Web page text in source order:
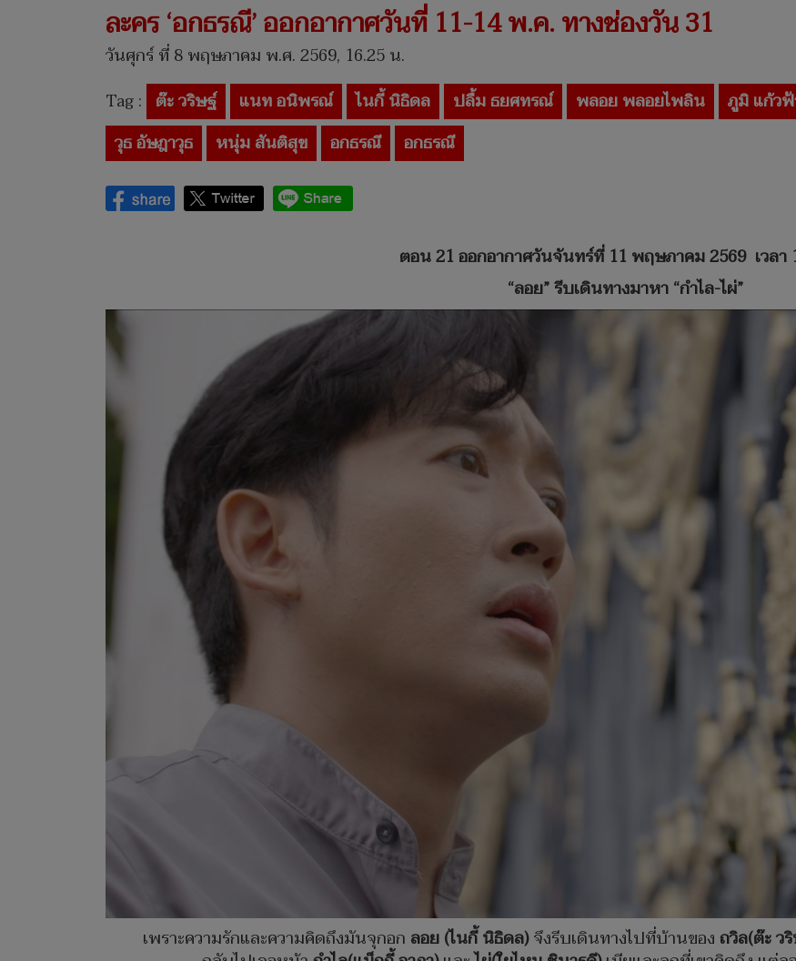
ละคร ‘อกธรณี’ ออกอากาศวันที่ 11-14 พ.ค. ทางช่องวัน 31
วันศุกร์ ที่ 8 พฤษภาคม พ.ศ. 2569, 16.25 น.
Tag : ต๊ะ วริษฐ์ แนท อนิพรณ์ ไนกี้ นิธิดล ปลื้ม ธยศทรณ์ พลอย พลอยไพลิน ภูมิ แก้ว
วุธ อัษฎาวุธ
หนุ่ม สันติสุข อกธรณี อกธรณี
ตอน21 ออกอากาศวันจันทร์ที่ 11 พฤษภาคม 2569 เวลา
“ลอย”รีบเดินทางมาหา “กำไล-ไผ่”
เพราะความรักและความคิดถึงมันจุกอก ลอย (ไนกี้ นิธิดล)จึงรีบเดินทางไปที่บ้านของถวิล(ต๊ะ ว